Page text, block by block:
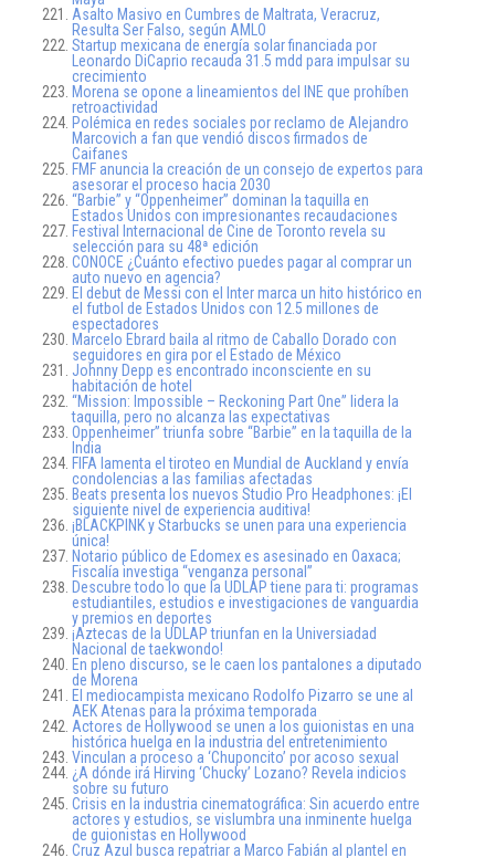
Asalto Masivo en Cumbres de Maltrata, Veracruz,
Resulta Ser Falso, según AMLO
Startup mexicana de energía solar financiada por
Leonardo DiCaprio recauda 31.5 mdd para impulsar su
crecimiento
Morena se opone a lineamientos del INE que prohíben
retroactividad
Polémica en redes sociales por reclamo de Alejandro
Marcovich a fan que vendió discos firmados de
Caifanes
FMF anuncia la creación de un consejo de expertos para
asesorar el proceso hacia 2030
“Barbie” y “Oppenheimer” dominan la taquilla en
Estados Unidos con impresionantes recaudaciones
Festival Internacional de Cine de Toronto revela su
selección para su 48ª edición
CONOCE ¿Cuánto efectivo puedes pagar al comprar un
auto nuevo en agencia?
El debut de Messi con el Inter marca un hito histórico en
el futbol de Estados Unidos con 12.5 millones de
espectadores
Marcelo Ebrard baila al ritmo de Caballo Dorado con
seguidores en gira por el Estado de México
Johnny Depp es encontrado inconsciente en su
habitación de hotel
“Mission: Impossible – Reckoning Part One” lidera la
taquilla, pero no alcanza las expectativas
Oppenheimer” triunfa sobre “Barbie” en la taquilla de la
India
FIFA lamenta el tiroteo en Mundial de Auckland y envía
condolencias a las familias afectadas
Beats presenta los nuevos Studio Pro Headphones: ¡El
siguiente nivel de experiencia auditiva!
¡BLACKPINK y Starbucks se unen para una experiencia
única!
Notario público de Edomex es asesinado en Oaxaca;
Fiscalía investiga “venganza personal”
Descubre todo lo que la UDLAP tiene para ti: programas
estudiantiles, estudios e investigaciones de vanguardia
y premios en deportes
¡Aztecas de la UDLAP triunfan en la Universiadad
Nacional de taekwondo!
En pleno discurso, se le caen los pantalones a diputado
de Morena
El mediocampista mexicano Rodolfo Pizarro se une al
AEK Atenas para la próxima temporada
Actores de Hollywood se unen a los guionistas en una
histórica huelga en la industria del entretenimiento
Vinculan a proceso a ‘Chuponcito’ por acoso sexual
¿A dónde irá Hirving ‘Chucky’ Lozano? Revela indicios
sobre su futuro
Crisis en la industria cinematográfica: Sin acuerdo entre
actores y estudios, se vislumbra una inminente huelga
de guionistas en Hollywood
Cruz Azul busca repatriar a Marco Fabián al plantel en